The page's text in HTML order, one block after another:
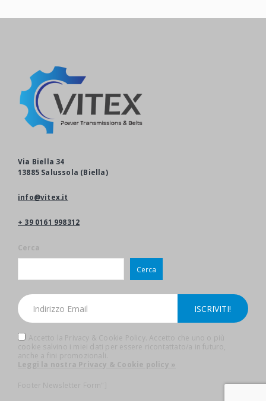
Via Biella 34
13885 Salussola (Biella)
info@vitex.it
+ 39 0161 998312
Cerca
Cerca
Accetto la Privacy & Cookie Policy. Accetto che uno o più
cookie salvino i miei dati per essere ricontattato/a in futuro,
anche a fini promozionali.
Leggi la nostra Privacy & Cookie policy »
Footer Newsletter Form"]